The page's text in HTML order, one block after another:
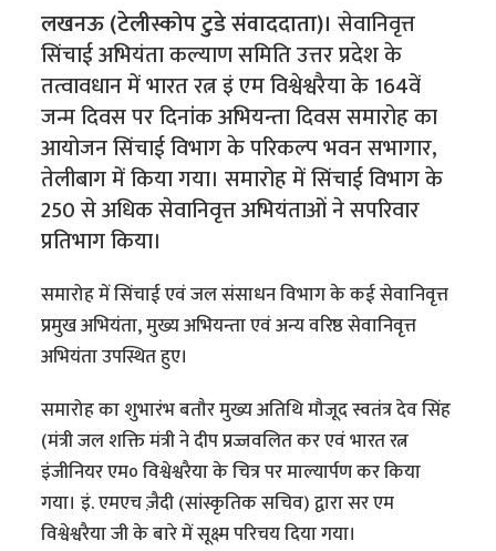
लखनऊ (टेलीस्कोप टुडे संवाददाता)।सेवानिवृत्त
सिंचाई अभियंता कल्याण समिति उत्तर प्रदेश के
तत्वावधान में भारत रत्न इं एम विश्वेश्वरैया के 164वें
जन्म दिवस पर दिनांक अभियन्ता दिवस समारोह का
आयोजन सिंचाई विभाग के परिकल्प भवन सभागार,
तेलीबाग में किया गया। समारोह में सिंचाई विभाग के
250 से अधिक सेवानिवृत्त अभियंताओं ने सपरिवार
प्रतिभाग किया।
समारोह में सिंचाई एवं जल संसाधन विभाग के कई सेवानिवृत्त
प्रमुख अभियंता, मुख्य अभियन्ता एवं अन्य वरिष्ठ सेवानिवृत्त
अभियंता उपस्थित हुए।
समारोह का शुभारंभ बतौर मुख्य अतिथि मौजूद स्वतंत्र देव सिंह
(मंत्री जल शक्ति मंत्री ने दीप प्रज्जवलित कर एवं भारत रत्न
इंजीनियर एम० विश्वेश्वरैया के चित्र पर माल्यार्पण कर किया
गया। इं. एमएच ज़ैदी (सांस्कृतिक सचिव) द्वारा सर एम
विश्वेश्वरैया जी के बारे में सूक्ष्म परिचय दिया गया।